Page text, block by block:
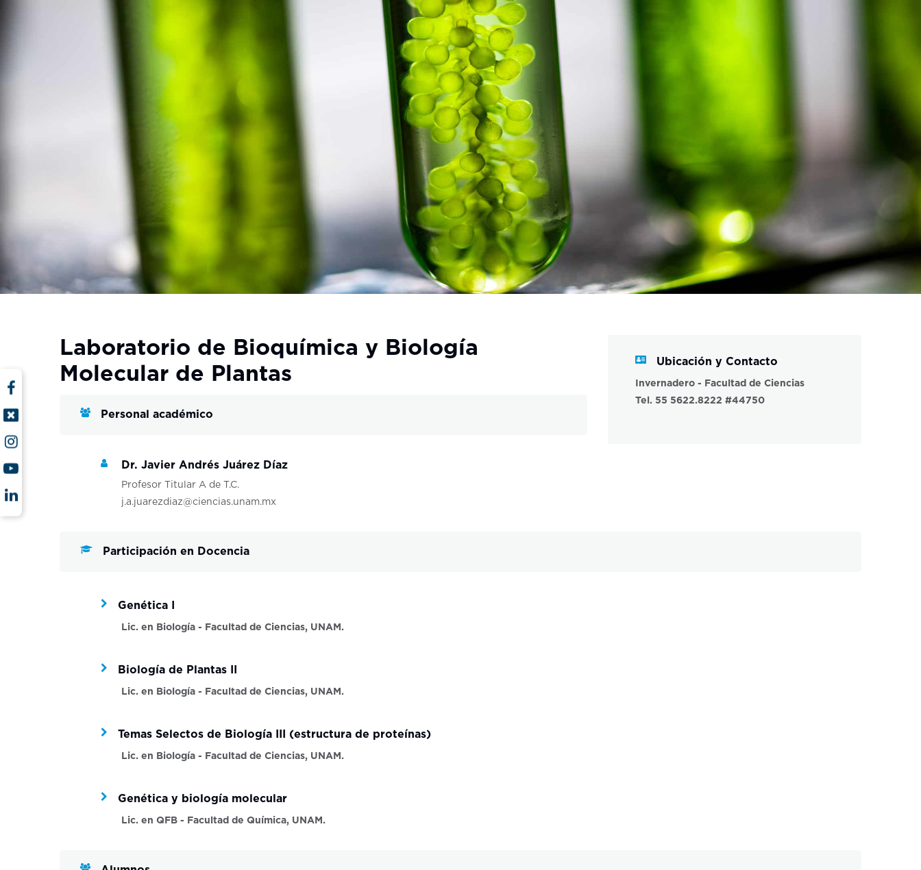
Laboratorio de Bioquímica y Biología
Molecular de Plantas
Personal académico
Dr. Javier Andrés Juárez Díaz
Profesor Titular A de T.C.
j.a.juarezdiaz@ciencias.unam.mx
Ubicación y Contacto
Invernadero - Facultad de Ciencias
Tel. 55 5622.8222 #44750
Participación en Docencia
Genética I
Lic. en Biología - Facultad de Ciencias, UNAM.
Biología de Plantas II
Lic. en Biología - Facultad de Ciencias, UNAM.
Temas Selectos de Biología III (estructura de proteínas)
Lic. en Biología - Facultad de Ciencias, UNAM.
Genética y biología molecular
Lic. en QFB - Facultad de Química, UNAM.